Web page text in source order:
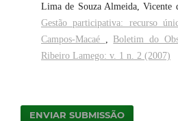
Lima de Souza Almeida, Vicente
Gestão participativa: recurso
Campos-Macaé
Boletim do
Ribeiro Lamego: v. 1 n. 2 (2007)
ENVIAR SUBMISSÃO